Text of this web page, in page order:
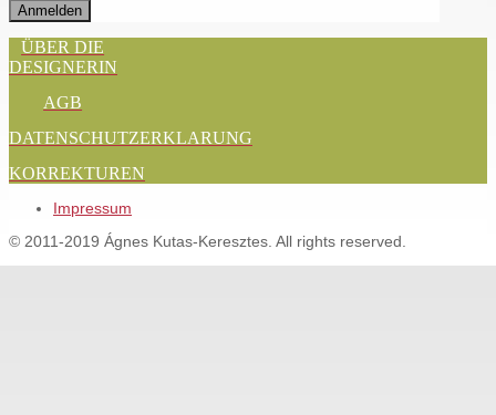
Anmelden
ÜBER DIE
DESIGNERIN
AGB
DATENSCHUTZERKLARUNG
KORREKTUREN
Impressum
© 2011-2019 Ágnes Kutas-Keresztes. All rights reserved.